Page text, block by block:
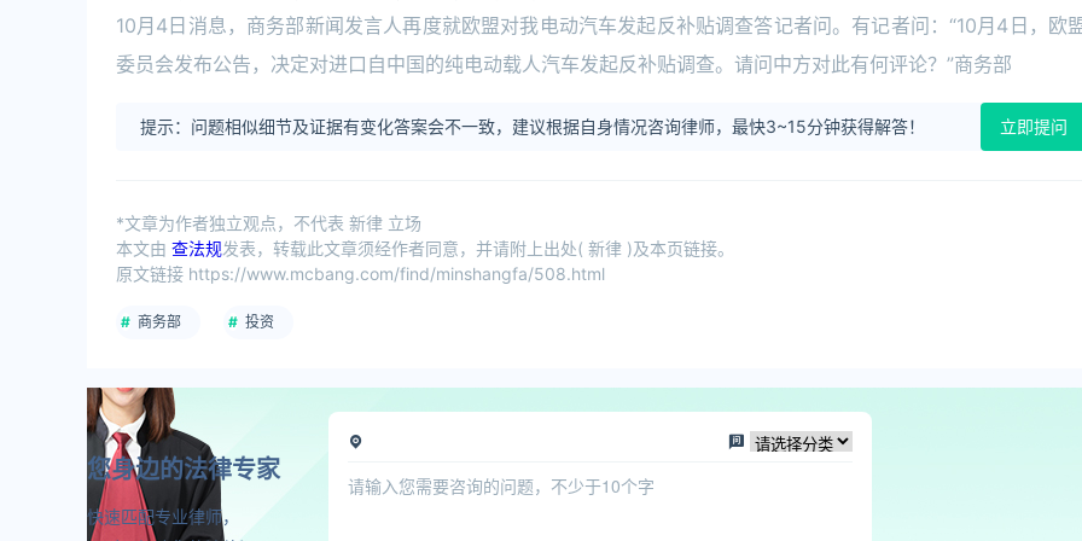
10月4日消息，商务部新闻发言人再度就欧盟对我电动汽车发起反补贴调查答记者问。有记者问：“10月4日，欧
委员会发布公告，决定对进口自中国的纯电动载人汽车发起反补贴调查。请问中方对此有何评论？”商务部
提示：问题相似细节及证据有变化答案会不一致，建议根据自身情况咨询律师，最快3~15分钟获得解答！ 立即提问
*文章为作者独立观点，不代表 新律 立场
本文由 查法规发表，转载此文章须经作者同意，并请附上出处( 新律 )及本页链接。
原文链接 https://www.mcbang.com/find/minshangfa/508.html
商务部 投资
您身边的法律专家
快速匹配专业律师，